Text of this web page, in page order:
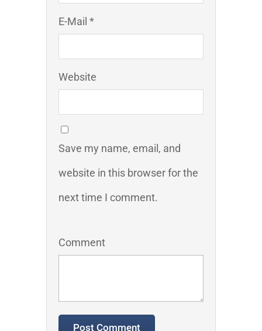
E-Mail *
Website
Save my name, email, and
website in this browser for the
next time I comment.
Comment